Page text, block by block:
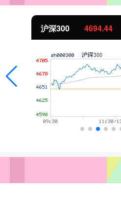
沪深300 4694.44